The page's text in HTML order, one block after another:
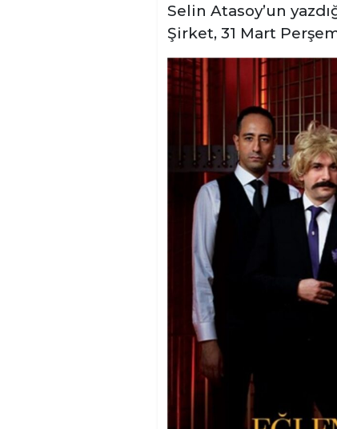
Selin Atasoy’un
Şirket, 31 Mart